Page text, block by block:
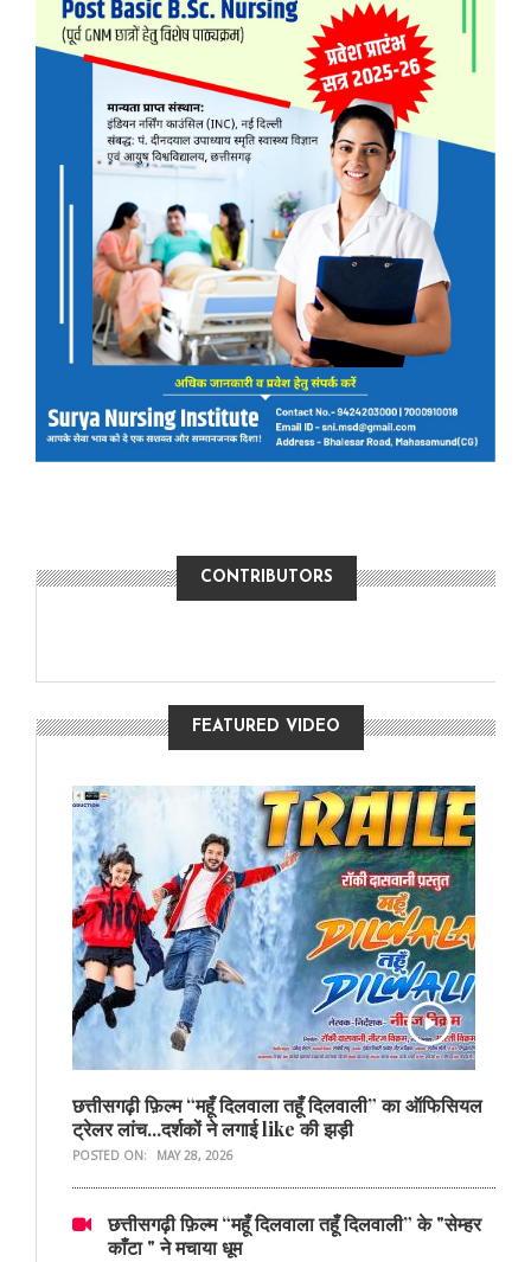
CONTRIBUTORS
FEATURED VIDEO
छत्तीसगढ़ी फ़िल्म “महूँ दिलवाला तहूँ दिलवाली” का ऑफिसियल
ट्रेलर लांच...दर्शकों ने लगाई like की झड़ी
POSTED ON: MAY 28, 2026
छत्तीसगढ़ी फ़िल्म “महूँ दिलवाला तहूँ दिलवाली” के "सेम्हर
काँटा " ने मचाया धूम